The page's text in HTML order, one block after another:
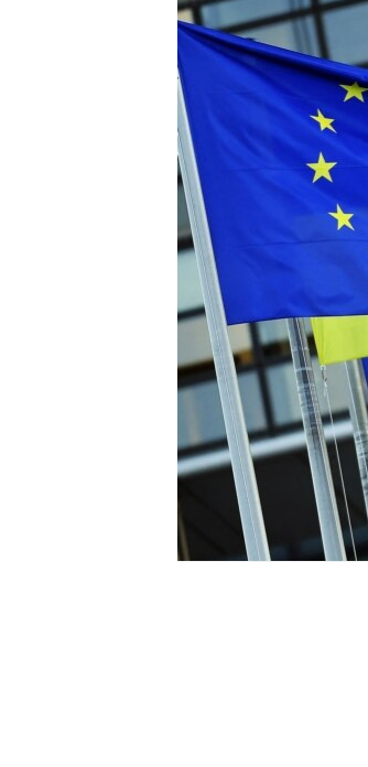
КРЫМ.НЕПОКОРЕННЫЙ
УКРАИНСКАЯ ПРОБЛЕМА КРЫМА